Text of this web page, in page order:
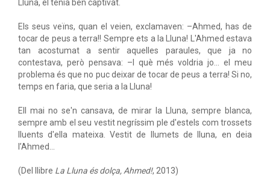
Lluna, el tenia ben captivat.
Els seus veïns, quan el veien, exclamaven: –Ahmed, has de
tocar de peus a terra!! Sempre ets a la Lluna! L'Ahmed estava
tan acostumat a sentir aquelles paraules, que ja no
contestava, però pensava: –I què més voldria jo... el meu
problema és que no puc deixar de tocar de peus a terra! Si no,
temps en faria, que seria a la Lluna!
Ell mai no se'n cansava, de mirar la Lluna, sempre blanca,
sempre amb el seu vestit negríssim ple d'estels com trossets
lluents d'ella mateixa. Vestit de llumets de lluna, en deia
l’Ahmed...
(Del llibre La Lluna és dolça, Ahmed!, 2013)